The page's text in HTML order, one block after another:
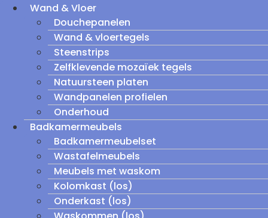
Wand & Vloer
Douchepanelen
Wand & vloertegels
Steenstrips
Zelfklevende mozaïek tegels
Natuursteen platen
Wandpanelen profielen
Onderhoud
Badkamermeubels
Badkamermeubelset
Wastafelmeubels
Meubels met waskom
Kolomkast (los)
Onderkast (los)